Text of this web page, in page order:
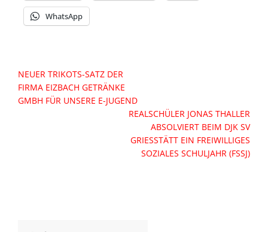
WhatsApp
Beitragsnavigation
NEUER TRIKOTS-SATZ DER
FIRMA EIZBACH GETRÄNKE
GMBH FÜR UNSERE E-JUGEND
REALSCHÜLER JONAS THALLER
ABSOLVIERT BEIM DJK SV
GRIESSTÄTT EIN FREIWILLIGES
SOZIALES SCHULJAHR (FSSJ)